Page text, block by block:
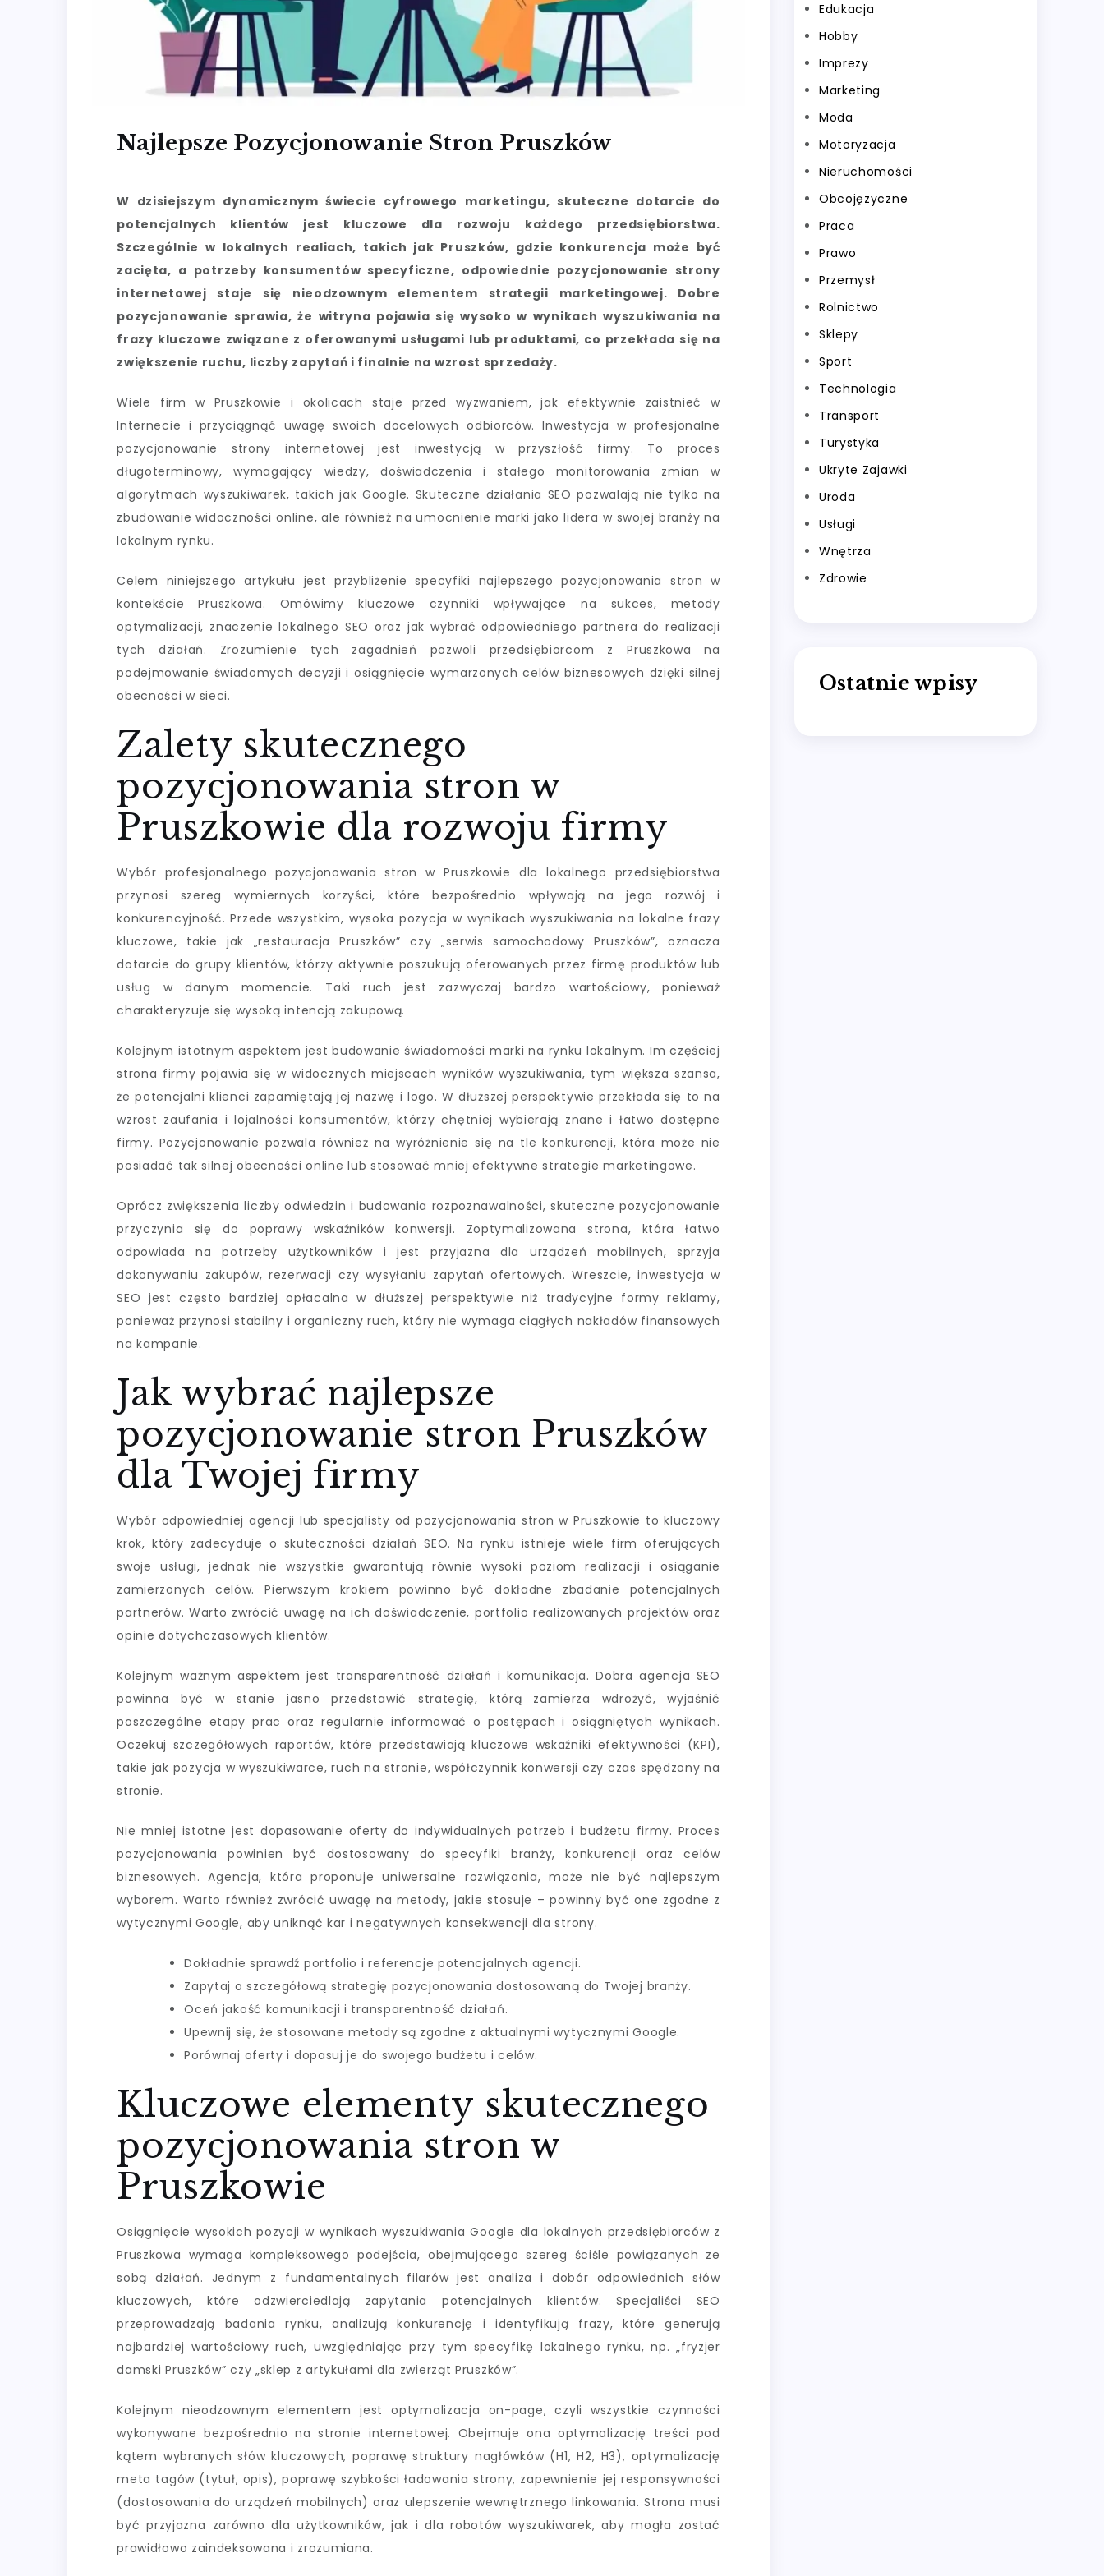
Najlepsze Pozycjonowanie Stron Pruszków
W dzisiejszym dynamicznym świecie cyfrowego marketingu, skuteczne dotarcie do
potencjalnych klientów jest kluczowe dla rozwoju każdego przedsiębiorstwa.
Szczególnie w lokalnych realiach, takich jak Pruszków, gdzie konkurencja może być
zacięta, a potrzeby konsumentów specyficzne, odpowiednie pozycjonowanie strony
internetowej staje się nieodzownym elementem strategii marketingowej. Dobre
pozycjonowanie sprawia, że witryna pojawia się wysoko w wynikach wyszukiwania na
frazy kluczowe związane z oferowanymi usługami lub produktami, co przekłada się na
zwiększenie ruchu, liczby zapytań i finalnie na wzrost sprzedaży.
Wiele firm w Pruszkowie i okolicach staje przed wyzwaniem, jak efektywnie zaistnieć w
Internecie i przyciągnąć uwagę swoich docelowych odbiorców. Inwestycja w profesjonalne
pozycjonowanie strony internetowej jest inwestycją w przyszłość firmy. To proces
długoterminowy, wymagający wiedzy, doświadczenia i stałego monitorowania zmian w
algorytmach wyszukiwarek, takich jak Google. Skuteczne działania SEO pozwalają nie tylko na
zbudowanie widoczności online, ale również na umocnienie marki jako lidera w swojej branży na
lokalnym rynku.
Celem niniejszego artykułu jest przybliżenie specyfiki najlepszego pozycjonowania stron w
kontekście Pruszkowa. Omówimy kluczowe czynniki wpływające na sukces, metody
optymalizacji, znaczenie lokalnego SEO oraz jak wybrać odpowiedniego partnera do realizacji
tych działań. Zrozumienie tych zagadnień pozwoli przedsiębiorcom z Pruszkowa na
podejmowanie świadomych decyzji i osiągnięcie wymarzonych celów biznesowych dzięki silnej
obecności w sieci.
Zalety skutecznego
pozycjonowania stron w
Pruszkowie dla rozwoju firmy
Wybór profesjonalnego pozycjonowania stron w Pruszkowie dla lokalnego przedsiębiorstwa
przynosi szereg wymiernych korzyści, które bezpośrednio wpływają na jego rozwój i
konkurencyjność. Przede wszystkim, wysoka pozycja w wynikach wyszukiwania na lokalne frazy
kluczowe, takie jak „restauracja Pruszków” czy „serwis samochodowy Pruszków”, oznacza
dotarcie do grupy klientów, którzy aktywnie poszukują oferowanych przez firmę produktów lub
usług w danym momencie. Taki ruch jest zazwyczaj bardzo wartościowy, ponieważ
charakteryzuje się wysoką intencją zakupową.
Kolejnym istotnym aspektem jest budowanie świadomości marki na rynku lokalnym. Im częściej
strona firmy pojawia się w widocznych miejscach wyników wyszukiwania, tym większa szansa,
że potencjalni klienci zapamiętają jej nazwę i logo. W dłuższej perspektywie przekłada się to na
wzrost zaufania i lojalności konsumentów, którzy chętniej wybierają znane i łatwo dostępne
firmy. Pozycjonowanie pozwala również na wyróżnienie się na tle konkurencji, która może nie
posiadać tak silnej obecności online lub stosować mniej efektywne strategie marketingowe.
Oprócz zwiększenia liczby odwiedzin i budowania rozpoznawalności, skuteczne pozycjonowanie
przyczynia się do poprawy wskaźników konwersji. Zoptymalizowana strona, która łatwo
odpowiada na potrzeby użytkowników i jest przyjazna dla urządzeń mobilnych, sprzyja
dokonywaniu zakupów, rezerwacji czy wysyłaniu zapytań ofertowych. Wreszcie, inwestycja w
SEO jest często bardziej opłacalna w dłuższej perspektywie niż tradycyjne formy reklamy,
ponieważ przynosi stabilny i organiczny ruch, który nie wymaga ciągłych nakładów finansowych
na kampanie.
Jak wybrać najlepsze
pozycjonowanie stron Pruszków
dla Twojej firmy
Wybór odpowiedniej agencji lub specjalisty od pozycjonowania stron w Pruszkowie to kluczowy
krok, który zadecyduje o skuteczności działań SEO. Na rynku istnieje wiele firm oferujących
swoje usługi, jednak nie wszystkie gwarantują równie wysoki poziom realizacji i osiąganie
zamierzonych celów. Pierwszym krokiem powinno być dokładne zbadanie potencjalnych
partnerów. Warto zwrócić uwagę na ich doświadczenie, portfolio realizowanych projektów oraz
opinie dotychczasowych klientów.
Kolejnym ważnym aspektem jest transparentność działań i komunikacja. Dobra agencja SEO
powinna być w stanie jasno przedstawić strategię, którą zamierza wdrożyć, wyjaśnić
poszczególne etapy prac oraz regularnie informować o postępach i osiągniętych wynikach.
Oczekuj szczegółowych raportów, które przedstawiają kluczowe wskaźniki efektywności (KPI),
takie jak pozycja w wyszukiwarce, ruch na stronie, współczynnik konwersji czy czas spędzony na
stronie.
Nie mniej istotne jest dopasowanie oferty do indywidualnych potrzeb i budżetu firmy. Proces
pozycjonowania powinien być dostosowany do specyfiki branży, konkurencji oraz celów
biznesowych. Agencja, która proponuje uniwersalne rozwiązania, może nie być najlepszym
wyborem. Warto również zwrócić uwagę na metody, jakie stosuje – powinny być one zgodne z
wytycznymi Google, aby uniknąć kar i negatywnych konsekwencji dla strony.
Dokładnie sprawdź portfolio i referencje potencjalnych agencji.
Zapytaj o szczegółową strategię pozycjonowania dostosowaną do Twojej branży.
Oceń jakość komunikacji i transparentność działań.
Upewnij się, że stosowane metody są zgodne z aktualnymi wytycznymi Google.
Porównaj oferty i dopasuj je do swojego budżetu i celów.
Kluczowe elementy skutecznego
pozycjonowania stron w
Pruszkowie
Osiągnięcie wysokich pozycji w wynikach wyszukiwania Google dla lokalnych przedsiębiorców z
Pruszkowa wymaga kompleksowego podejścia, obejmującego szereg ściśle powiązanych ze
sobą działań. Jednym z fundamentalnych filarów jest analiza i dobór odpowiednich słów
kluczowych, które odzwierciedlają zapytania potencjalnych klientów. Specjaliści SEO
przeprowadzają badania rynku, analizują konkurencję i identyfikują frazy, które generują
najbardziej wartościowy ruch, uwzględniając przy tym specyfikę lokalnego rynku, np. „fryzjer
damski Pruszków” czy „sklep z artykułami dla zwierząt Pruszków”.
Kolejnym nieodzownym elementem jest optymalizacja on-page, czyli wszystkie czynności
wykonywane bezpośrednio na stronie internetowej. Obejmuje ona optymalizację treści pod
kątem wybranych słów kluczowych, poprawę struktury nagłówków (H1, H2, H3), optymalizację
meta tagów (tytuł, opis), poprawę szybkości ładowania strony, zapewnienie jej responsywności
(dostosowania do urządzeń mobilnych) oraz ulepszenie wewnętrznego linkowania. Strona musi
być przyjazna zarówno dla użytkowników, jak i dla robotów wyszukiwarek, aby mogła zostać
prawidłowo zaindeksowana i zrozumiana.
Edukacja
Hobby
Imprezy
Marketing
Moda
Motoryzacja
Nieruchomości
Obcojęzyczne
Praca
Prawo
Przemysł
Rolnictwo
Sklepy
Sport
Technologia
Transport
Turystyka
Ukryte Zajawki
Uroda
Usługi
Wnętrza
Zdrowie
Ostatnie wpisy